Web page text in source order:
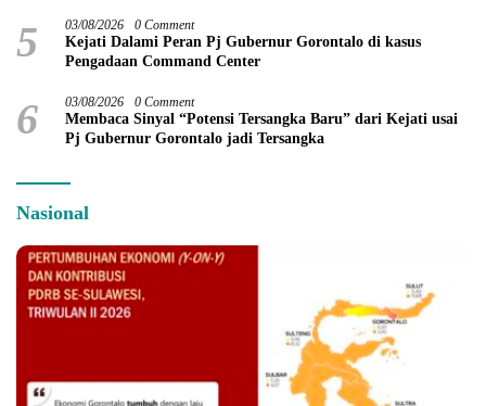
5 03/08/2026 0 Comment
Kejati Dalami Peran Pj Gubernur Gorontalo di kasus
Pengadaan Command Center
6 03/08/2026 0 Comment
Membaca Sinyal “Potensi Tersangka Baru” dari Kejati usai
Pj Gubernur Gorontalo jadi Tersangka
Nasional